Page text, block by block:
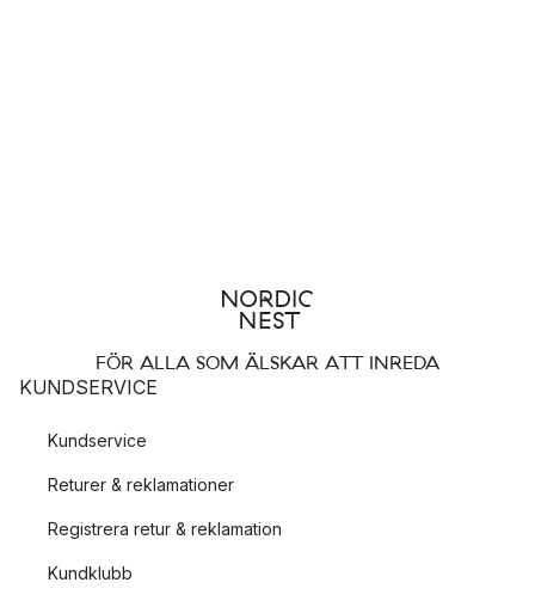
FÖR ALLA SOM ÄLSKAR ATT INREDA
KUNDSERVICE
Kundservice
Returer & reklamationer
Registrera retur & reklamation
Kundklubb